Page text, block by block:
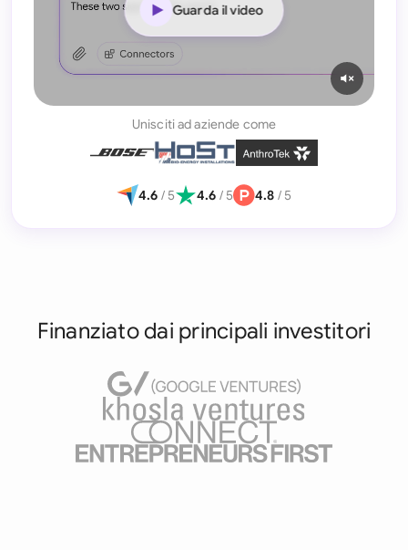
Guarda il video
Unisciti ad aziende come
4.6 / 5 4.6 / 5 4.8 / 5
Finanziato dai principali investitori